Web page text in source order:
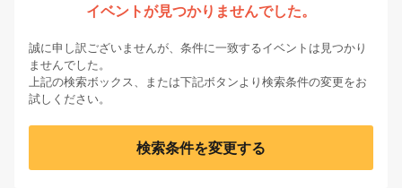
イベントが見つかりませんでした。
誠に申し訳ございませんが、条件に一致するイベントは見つかり
ませんでした。
上記の検索ボックス、または下記ボタンより検索条件の変更をお
試しください。
検索条件を変更する